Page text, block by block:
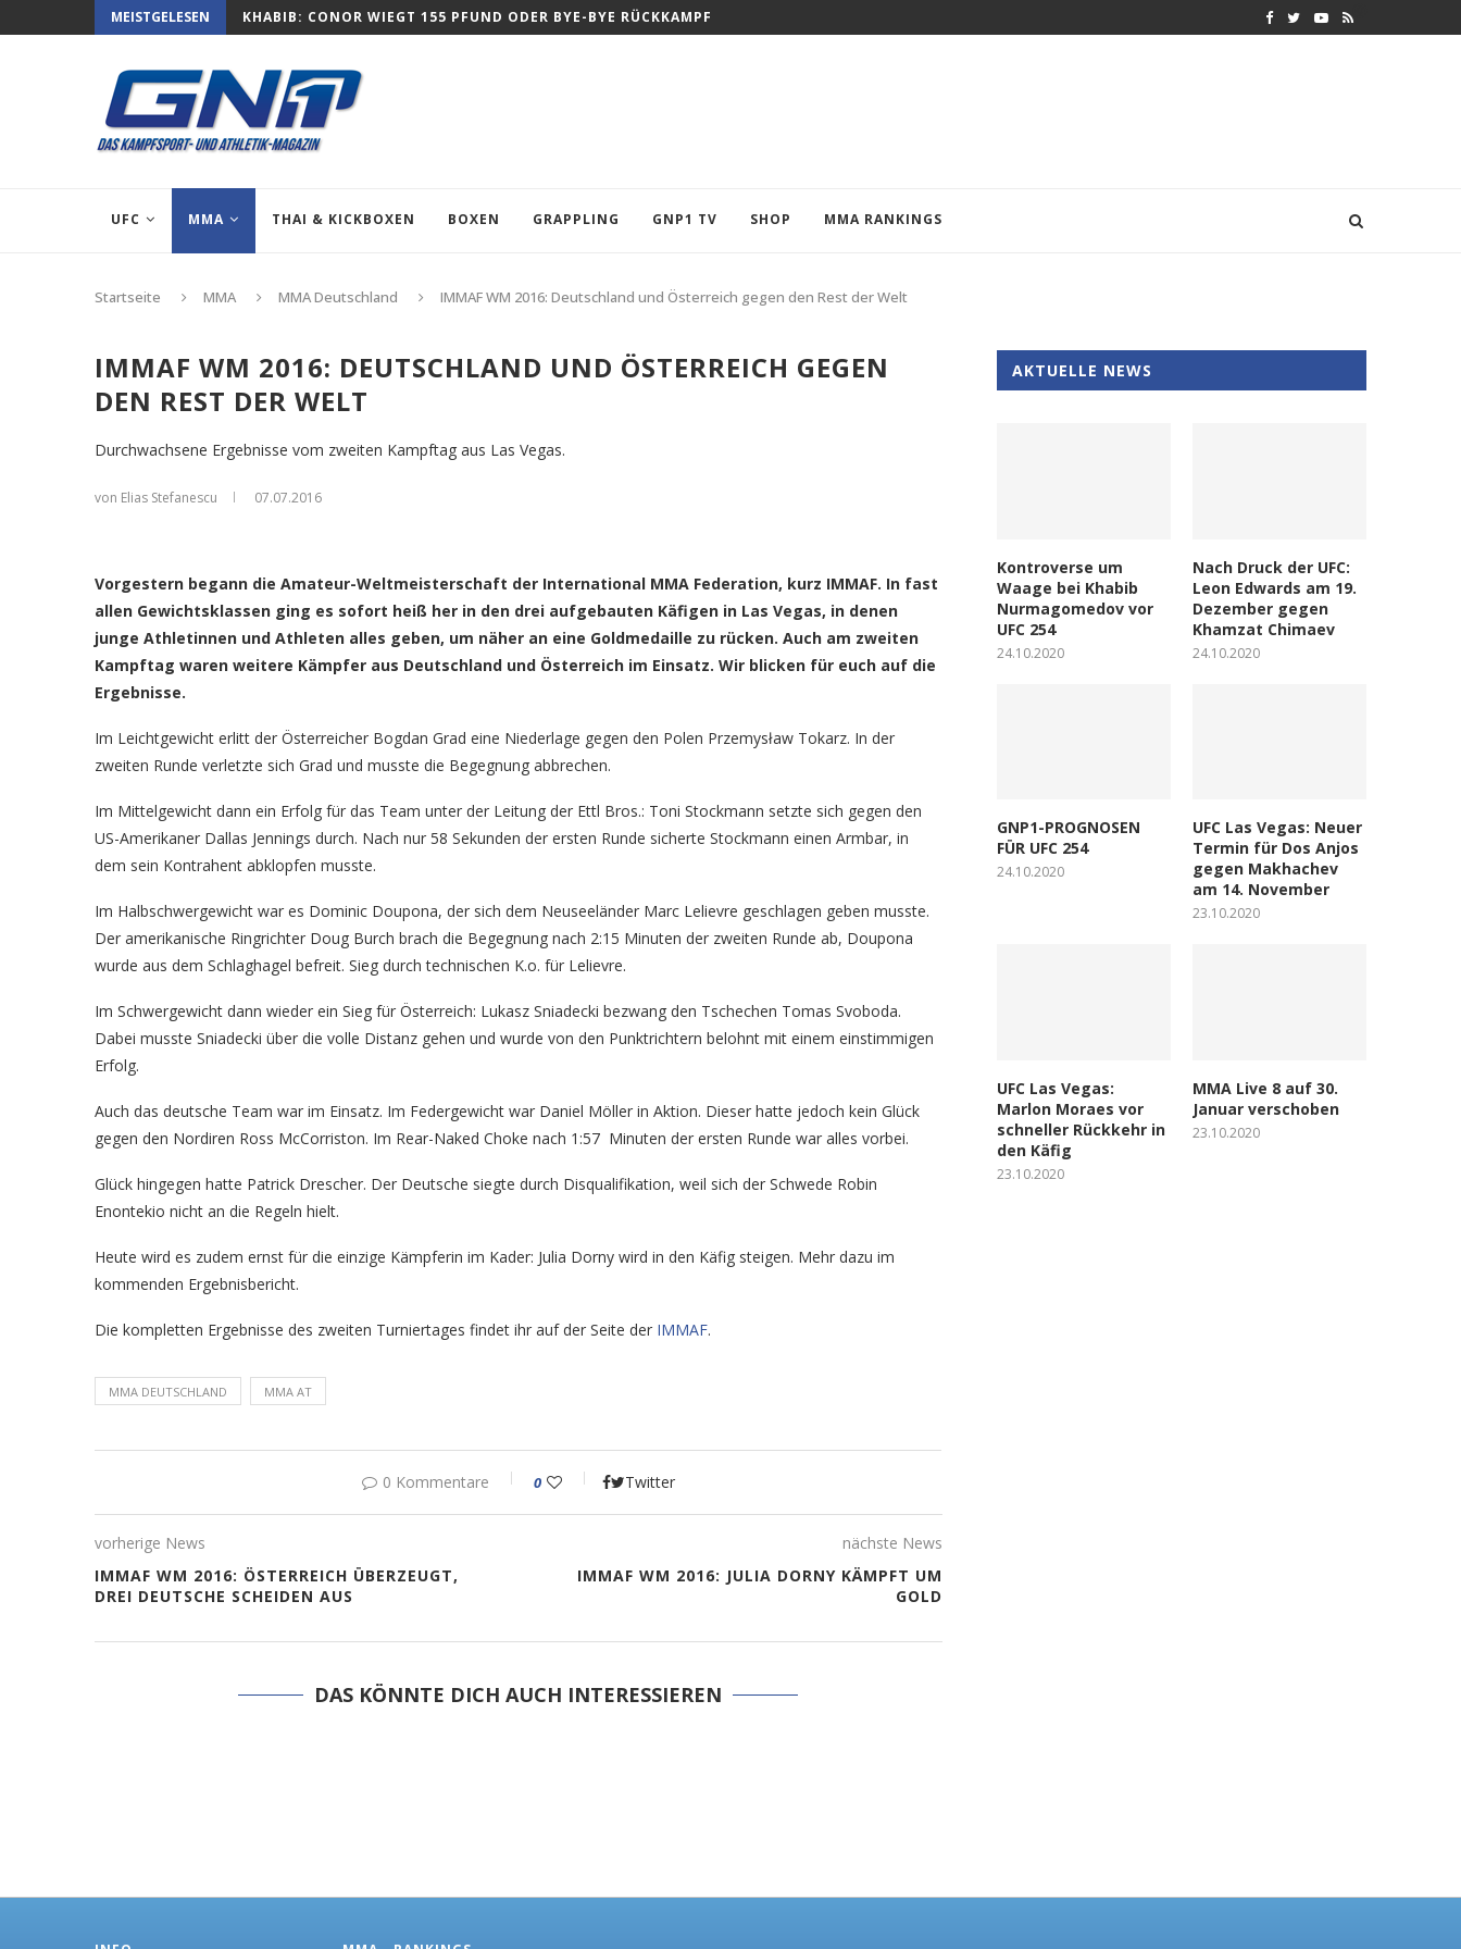
MEISTGELESEN KHABIB: CONOR WIEGT 155 PFUND ODER BYE-BYE RÜCKKAMPF
UFC MMA THAI & KICKBOXEN BOXEN GRAPPLING GNP1 TV SHOP MMA RANKINGS
Startseite MMA MMA Deutschland IMMAF WM 2016: Deutschland und Österreich gegen den Rest der Welt
IMMAF WM 2016: DEUTSCHLAND UND ÖSTERREICH GEGEN
DEN REST DER WELT
Durchwachsene Ergebnisse vom zweiten Kampftag aus Las Vegas.
von Elias Stefanescu 07.07.2016
Vorgestern begann die Amateur-Weltmeisterschaft der International MMA Federation, kurz IMMAF. In fast
allen Gewichtsklassen ging es sofort heiß her in den drei aufgebauten Käfigen in Las Vegas, in denen
junge Athletinnen und Athleten alles geben, um näher an eine Goldmedaille zu rücken. Auch am zweiten
Kampftag waren weitere Kämpfer aus Deutschland und Österreich im Einsatz. Wir blicken für euch auf die
Ergebnisse.
Im Leichtgewicht erlitt der Österreicher Bogdan Grad eine Niederlage gegen den Polen Przemysław Tokarz. In der
zweiten Runde verletzte sich Grad und musste die Begegnung abbrechen.
Im Mittelgewicht dann ein Erfolg für das Team unter der Leitung der Ettl Bros.: Toni Stockmann setzte sich gegen den
US-Amerikaner Dallas Jennings durch. Nach nur 58 Sekunden der ersten Runde sicherte Stockmann einen Armbar, in
dem sein Kontrahent abklopfen musste.
Im Halbschwergewicht war es Dominic Doupona, der sich dem Neuseeländer Marc Lelievre geschlagen geben musste.
Der amerikanische Ringrichter Doug Burch brach die Begegnung nach 2:15 Minuten der zweiten Runde ab, Doupona
wurde aus dem Schlaghagel befreit. Sieg durch technischen K.o. für Lelievre.
Im Schwergewicht dann wieder ein Sieg für Österreich: Lukasz Sniadecki bezwang den Tschechen Tomas Svoboda.
Dabei musste Sniadecki über die volle Distanz gehen und wurde von den Punktrichtern belohnt mit einem einstimmigen
Erfolg.
Auch das deutsche Team war im Einsatz. Im Federgewicht war Daniel Möller in Aktion. Dieser hatte jedoch kein Glück
gegen den Nordiren Ross McCorriston. Im Rear-Naked Choke nach 1:57 Minuten der ersten Runde war alles vorbei.
Glück hingegen hatte Patrick Drescher. Der Deutsche siegte durch Disqualifikation, weil sich der Schwede Robin
Enontekio nicht an die Regeln hielt.
Heute wird es zudem ernst für die einzige Kämpferin im Kader: Julia Dorny wird in den Käfig steigen. Mehr dazu im
kommenden Ergebnisbericht.
Die kompletten Ergebnisse des zweiten Turniertages findet ihr auf der Seite der IMMAF.
MMA DEUTSCHLAND MMA AT
0 Kommentare 0 Twitter
vorherige News
IMMAF WM 2016: ÖSTERREICH ÜBERZEUGT,
DREI DEUTSCHE SCHEIDEN AUS
nächste News
IMMAF WM 2016: JULIA DORNY KÄMPFT UM
GOLD
DAS KÖNNTE DICH AUCH INTERESSIEREN
AKTUELLE NEWS
Kontroverse um
Waage bei Khabib
Nurmagomedov vor
UFC 254
24.10.2020
Nach Druck der UFC:
Leon Edwards am 19.
Dezember gegen
Khamzat Chimaev
24.10.2020
GNP1-PROGNOSEN
FÜR UFC 254
24.10.2020
UFC Las Vegas: Neuer
Termin für Dos Anjos
gegen Makhachev
am 14. November
23.10.2020
UFC Las Vegas:
Marlon Moraes vor
schneller Rückkehr in
den Käfig
23.10.2020
MMA Live 8 auf 30.
Januar verschoben
23.10.2020